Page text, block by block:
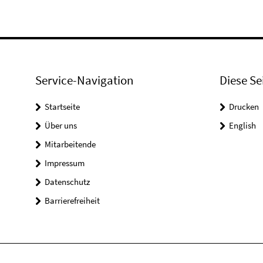
Service-Navigation
Startseite
Über uns
Mitarbeitende
Impressum
Datenschutz
Barrierefreiheit
Diese
Drucken
English